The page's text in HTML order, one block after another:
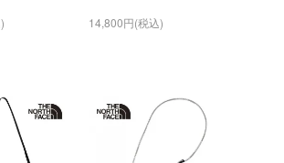
14,800円(税込)